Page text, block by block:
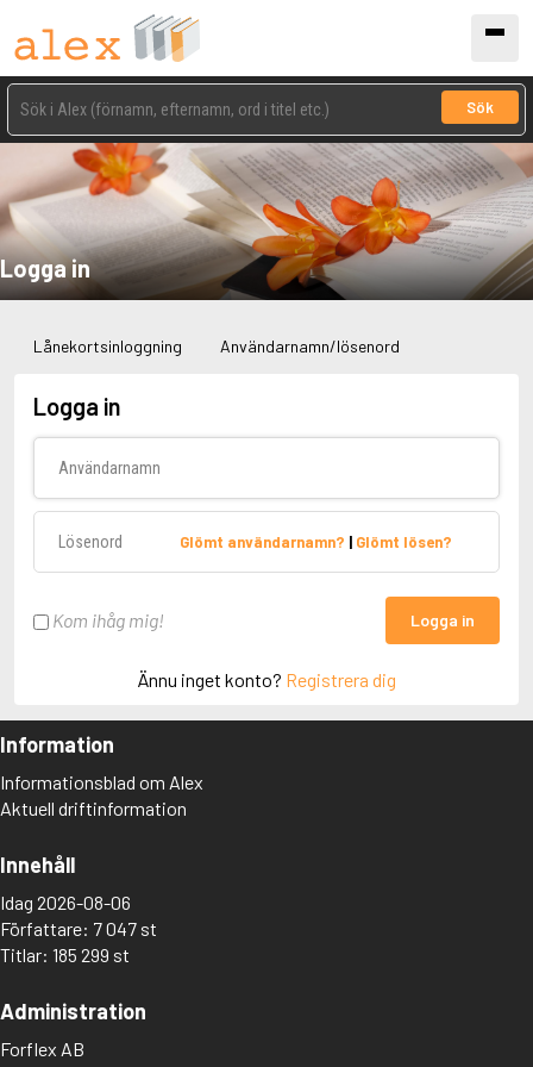
Sök
Logga in
Lånekortsinloggning Användarnamn/lösenord
Logga in
Glömt användarnamn? | Glömt lösen?
Kom ihåg mig! Logga in
Ännu inget konto? Registrera dig
Information
Informationsblad om Alex
Aktuell driftinformation
Innehåll
Idag 2026-08-06
Författare: 7 047 st
Titlar: 185 299 st
Administration
Forflex AB